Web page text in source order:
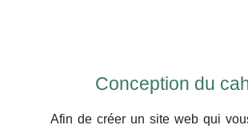
Conception du
Afin de créer un site web qui